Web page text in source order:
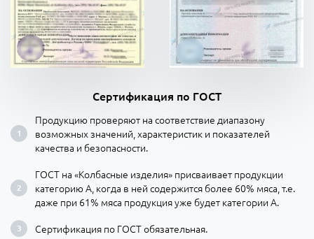
Сертификация по ГОСТ
Продукцию проверяют на соответствие диапазону
возможных значений, характеристик и показателей
качества и безопасности.
ГОСТ на «Колбасные изделия» присваивает продукции
категорию А, когда в ней содержится более 60% мяса, т.е.
даже при 61% мяса продукция уже будет категории А.
Сертификация по ГОСТ обязательная.